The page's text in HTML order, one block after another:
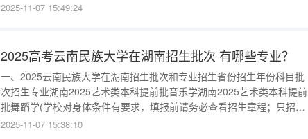
本科提前批视觉传达设计(中外合作办学)(中美合作办学)湖南2025艺术类
2025-11-07 15:49:24
2025高考云南民族大学在湖南招生批次 有哪些专业？
一、2025云南民族大学在湖南招生批次和专业招生省份招生年份科目批
次招生专业湖南2025艺术类本科提前批音乐学湖南2025艺术类本科提前
批舞蹈学(学校对身体条件有要求，填报前请务必查看招生章程；只招考
试主项为中国舞、芭蕾舞、现（当）代舞的考生)湖南2025艺术类本科提
2025-11-07 15:38:10